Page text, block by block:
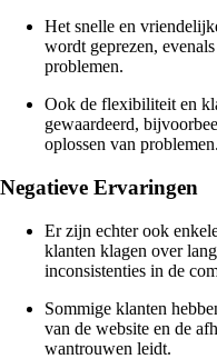
Het snelle en
wordt geprezen,
problemen.
Ook de flexibiliteit en
gewaardeerd,
oplossen van problemen.
Negatieve Ervaringen
Er zijn echter ook
klanten klagen over
inconsistenties in de
Sommige klanten
van de website en de
wantrouwen leidt.